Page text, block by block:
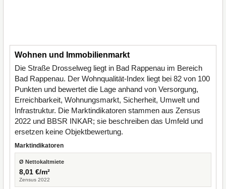
Wohnen und Immobilienmarkt
Die Straße Drosselweg liegt in Bad Rappenau im Bereich
Bad Rappenau. Der Wohnqualität-Index liegt bei 82 von 100
Punkten und bewertet die Lage anhand von Versorgung,
Erreichbarkeit, Wohnungsmarkt, Sicherheit, Umwelt und
Infrastruktur. Die Marktindikatoren stammen aus Zensus
2022 und BBSR INKAR; sie beschreiben das Umfeld und
ersetzen keine Objektbewertung.
Marktindikatoren
Ø Nettokaltmiete
8,01 €/m²
Zensus 2022